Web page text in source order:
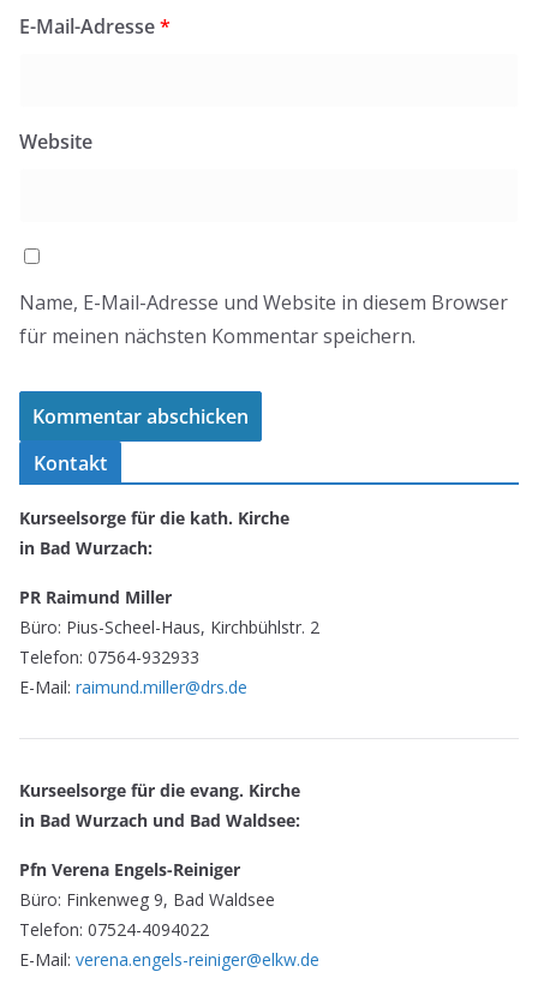
E-Mail-Adresse*
Website
Name, E-Mail-Adresse und Website in diesem Browser
für meinen nächsten Kommentar speichern.
Kontakt
Kurseelsorge für die kath. Kirche
in Bad Wurzach:
PR Raimund Miller
Büro: Pius-Scheel-Haus, Kirchbühlstr. 2
Telefon: 07564-932933
E-Mail: raimund.miller@drs.de
Kurseelsorge für die evang. Kirche
in Bad Wurzach und Bad Waldsee:
Pfn Verena Engels-Reiniger
Büro: Finkenweg 9, Bad Waldsee
Telefon: 07524-4094022
E-Mail: verena.engels-reiniger@elkw.de